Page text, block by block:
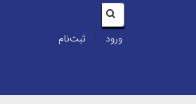
ورود | ثبت‌نام